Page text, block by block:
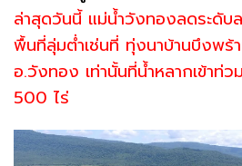
ล่าสุดวันนี้ แม่น้ำวังทองลดระดับ
พื้นที่ลุ่มต่ำเช่นที่ ทุ่งนาบ้านบึงพ
อ.วังทอง เท่านั้นที่น้ำหลากเข้าท่
500 ไร่